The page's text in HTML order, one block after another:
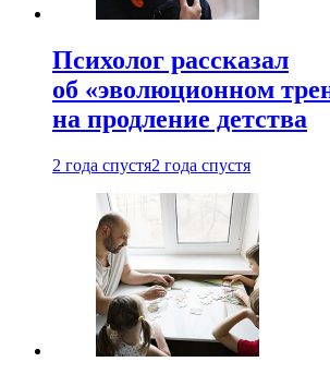
Психолог рассказал
об «эволюционном
на продление детства
2 года спустя2 года спустя